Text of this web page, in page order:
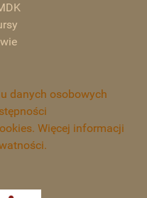
danych osobowych
Więcej informacji